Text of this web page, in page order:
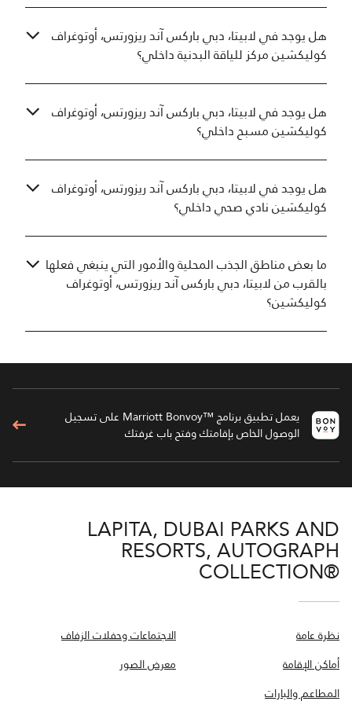
هل يوجد في لابيتا، دبي باركس آند ريزورتس، أوتوغراف
كوليكشين مركز للياقة البدنية داخلي؟
هل يوجد في لابيتا، دبي باركس آند ريزورتس، أوتوغراف
كوليكشين مسبح داخلي؟
هل يوجد في لابيتا، دبي باركس آند ريزورتس، أوتوغراف
كوليكشين نادي صحي داخلي؟
ما بعض مناطق الجذب المحلية والأمور التي ينبغي فعلها
بالقرب من لابيتا، دبي باركس آند ريزورتس، أوتوغراف
كوليكشين؟
يعمل تطبيق برنامج ™Marriott Bonvoy على تسجيل
الوصول الخاص بإقامتك وفتح باب غرفتك
LAPITA, DUBAI PARKS AND
RESORTS, AUTOGRAPH
COLLECTION®
نظرة عامة
أماكن الإقامة
المطاعم والبارات
الاجتماعات وحفلات الزفاف
معرض الصور